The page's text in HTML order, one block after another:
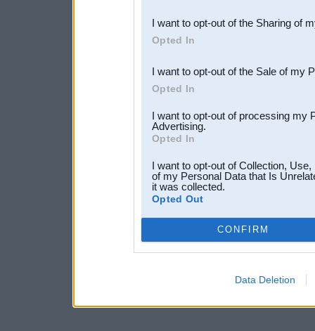
Downstream Participants
third parties.
I want to opt-out of the Sharing of
Opted In
I want to opt-out of the Sale of my
Opted In
I want to opt-out of processing my
Advertising.
Opted In
I want to opt-out of Collection,
of my Personal Data that Is
it was collected.
Opted Out
CONFIRM
Data Deletion